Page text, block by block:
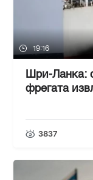
19:16
Шри-Ланка:
фрегата
3837